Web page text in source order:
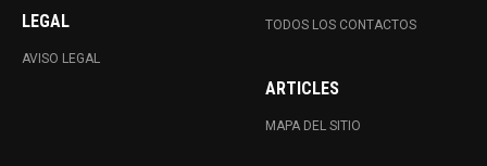
LEGAL
AVISO LEGAL
TODOS LOS CONTACTOS
ARTICLES
MAPA DEL SITIO